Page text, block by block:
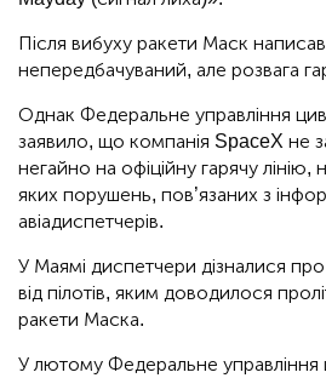
Після вибуху ракети Маск
непередбачуваний, але розвага
Однак Федеральне управління
заявило, що компанія SpaceX не
негайно на офіційну гарячу лінію,
яких порушень, пов’язаних з
авіадиспетчерів.
У Маямі диспетчери дізналися
від пілотів, яким доводилося
ракети Маска.
У лютому Федеральне управління